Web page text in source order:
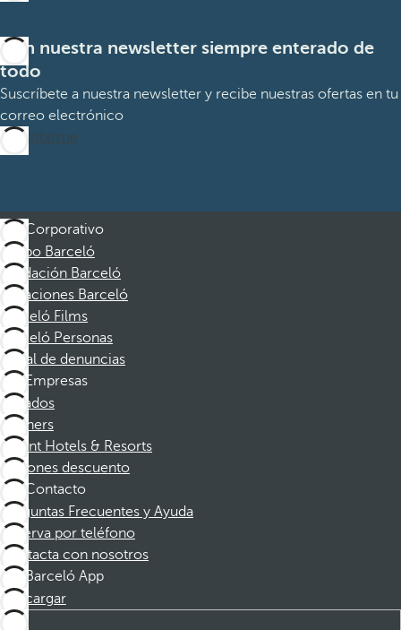
Con nuestra newsletter siempre enterado de
todo
Suscríbete a nuestra newsletter y recibe nuestras ofertas en tu
correo electrónico
Suscribirme
Corporativo
Grupo Barceló
Fundación Barceló
Vacaciones Barceló
Barceló Films
Barceló Personas
Canal de denuncias
Empresas
Afiliados
Partners
Dorint Hotels & Resorts
Cupones descuento
Contacto
Preguntas Frecuentes y Ayuda
Reserva por teléfono
Contacta con nosotros
Barceló App
Descargar